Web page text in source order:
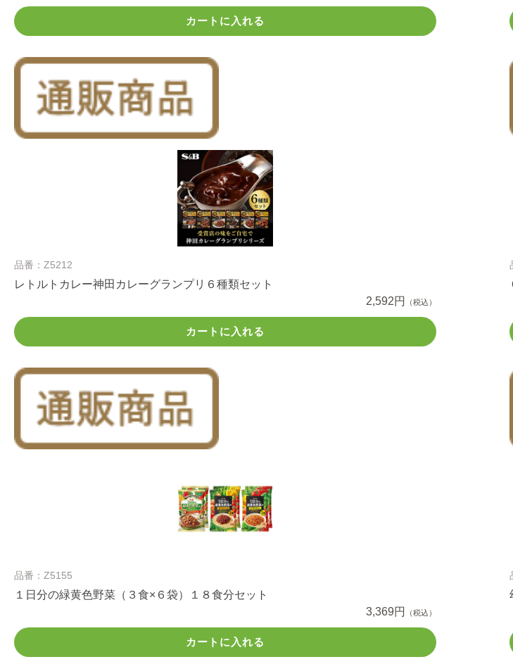
カートに入れる
品番：Z5212
レトルトカレー神田カレーグランプリ６種類セット
2,592円
（税込）
カートに入れる
品番：Z5155
１日分の緑黄色野菜（３食×６袋）１８食分セット
3,369円
（税込）
カートに入れる